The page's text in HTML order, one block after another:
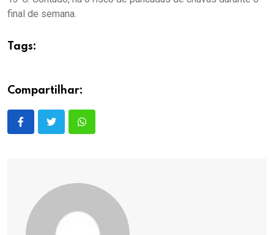
final de semana.
Tags:
Compartilhar: